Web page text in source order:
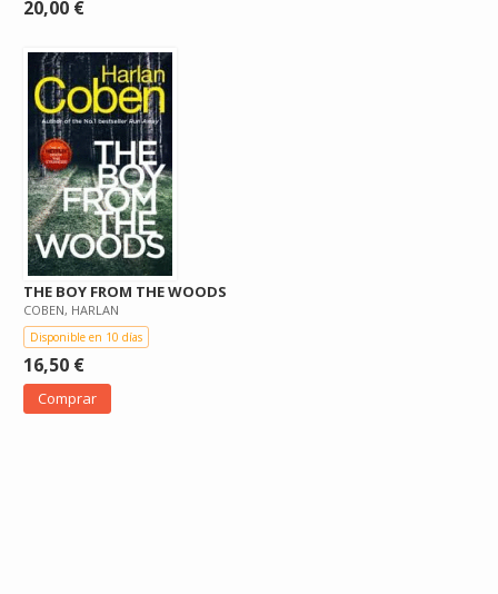
20,00 €
THE BOY FROM THE WOODS
COBEN, HARLAN
Disponible en 10 días
16,50 €
Comprar